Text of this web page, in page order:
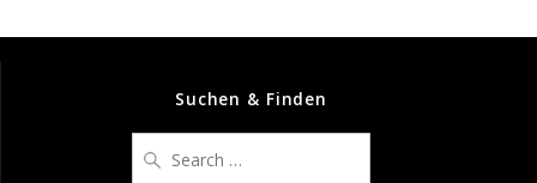
Suchen & Finden
for: